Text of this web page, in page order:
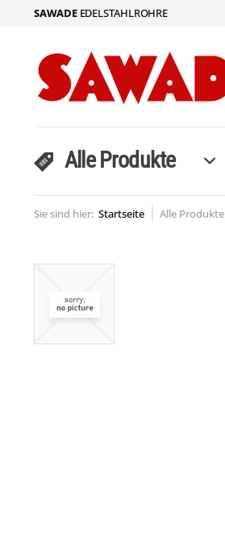
SAWADEEDELSTAHLROHRE
Alle Produkte
Sie sind hier: Startseite Alle Produkte